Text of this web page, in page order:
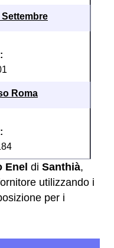
Roma
Enel di Santhià,
utilizzando i
per i